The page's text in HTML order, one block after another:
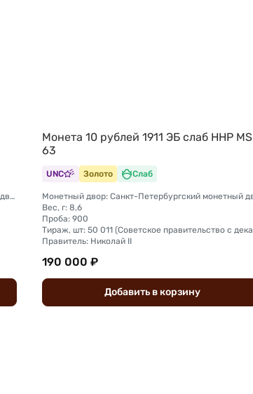
Монетный двор: Санкт-Петербургский монетный двор
Монета 10 рублей 1911 ЭБ слаб ННР MS
63
UNC Золото Слаб
Вес, г: 8,6
Проба: 900
Правитель: Николай II
190 000 ₽
Добавить вкорзину